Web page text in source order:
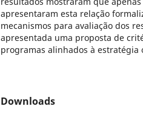
apresentaram esta relação
mecanismos para avaliação dos
apresentada uma proposta de
programas alinhados à estratégia
Downloads